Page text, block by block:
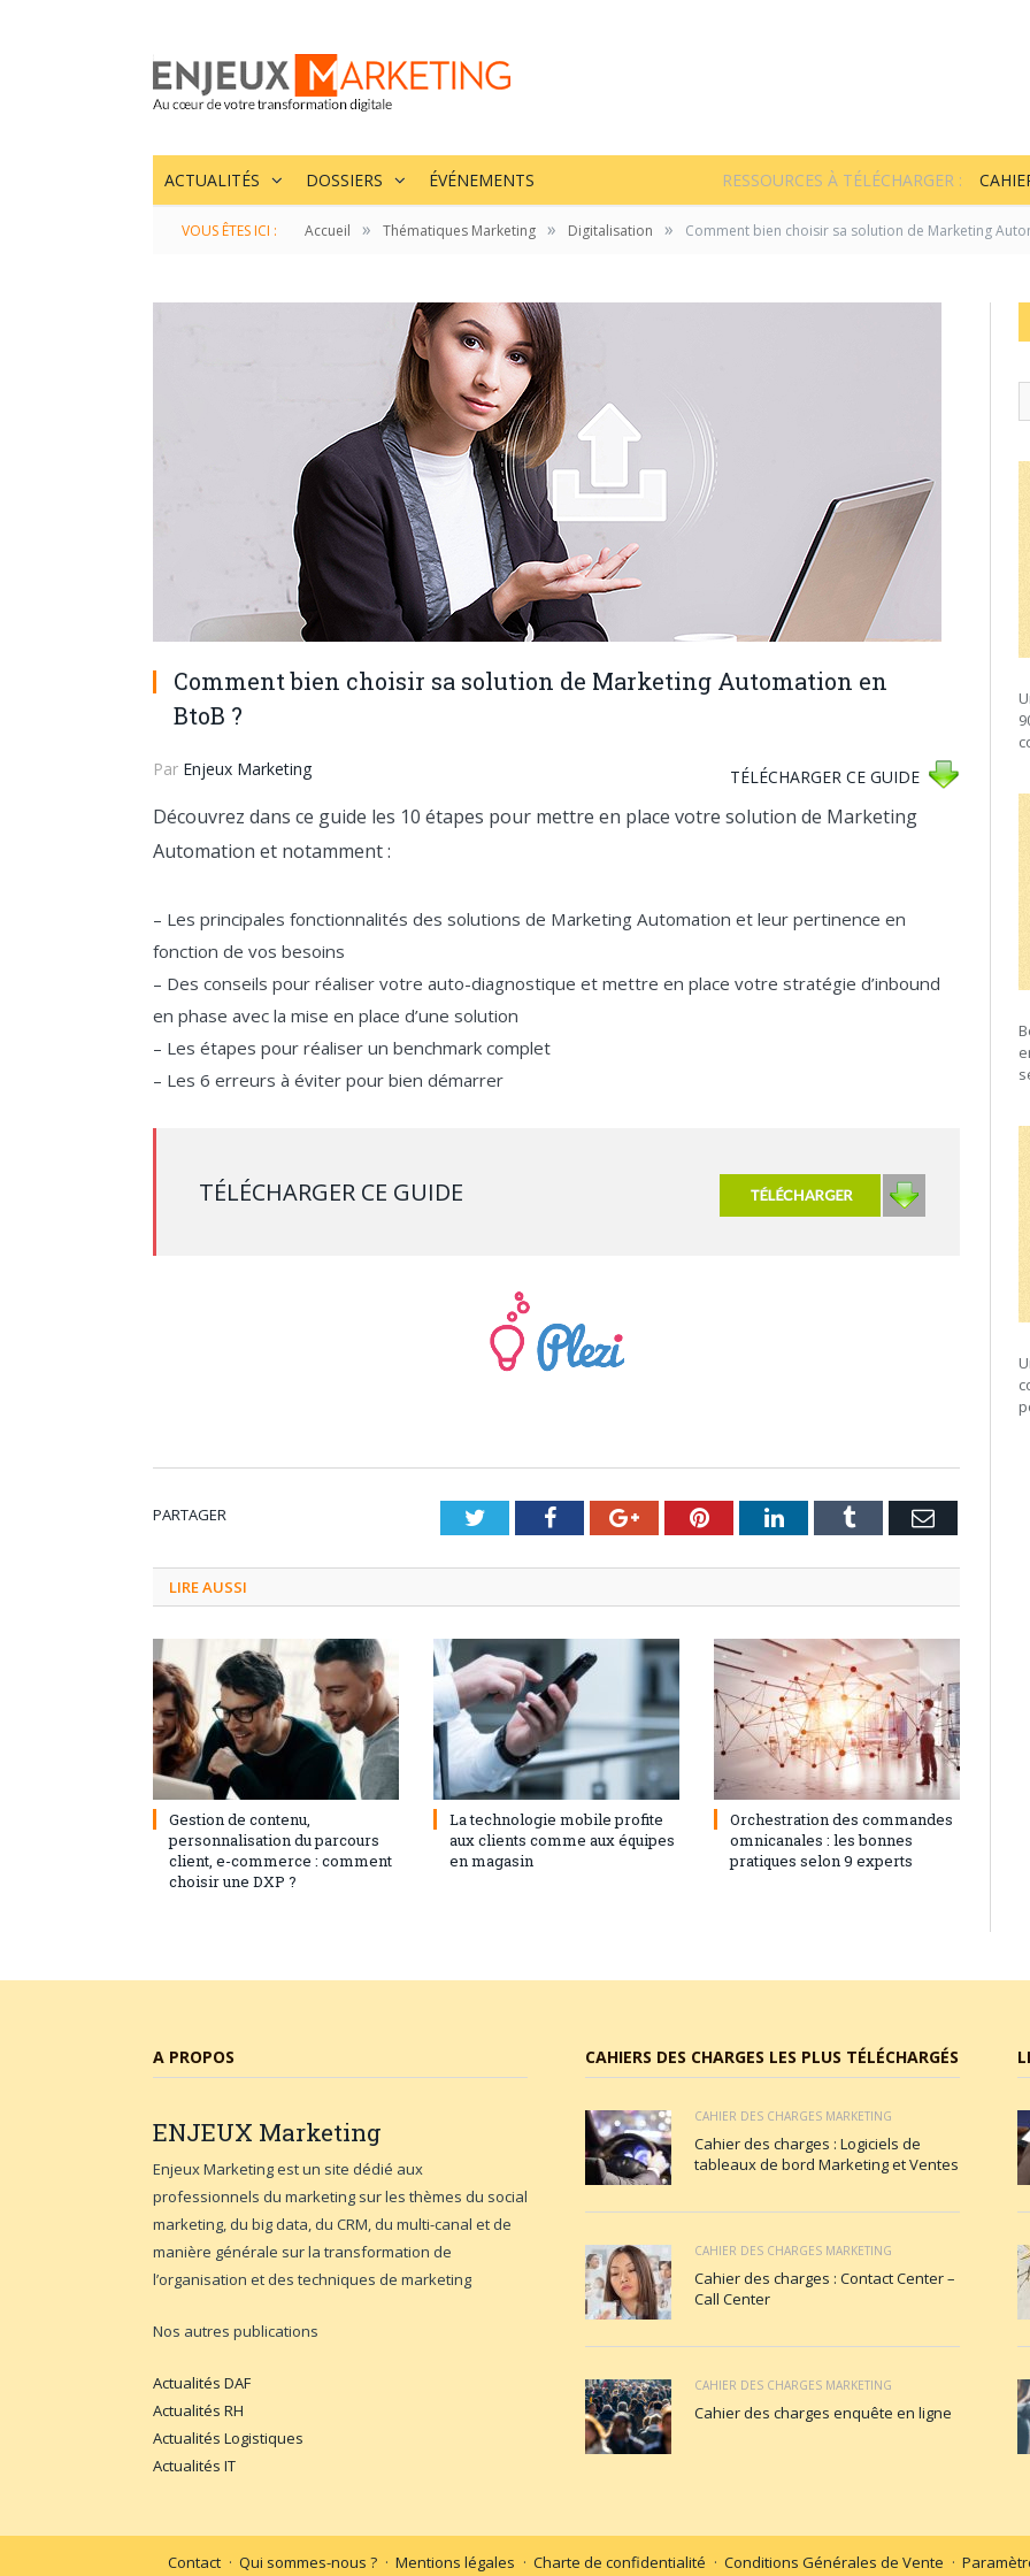
ACTUALITÉS DOSSIERS ÉVÉNEMENTS RESSOURCES À TÉLÉCHARGER :
VOUS ÊTES ICI : Accueil » Thématiques Marketing » Digitalisation » Comment bien choisir sa solution de Marketing
Comment bien choisir sa solution de Marketing Automation en
BtoB ?
Par Enjeux Marketing TÉLÉCHARGER CE GUIDE
Découvrez dans ce guide les 10 étapes pour mettre en place votre solution de Marketing
Automation et notamment :
– Les principales fonctionnalités des solutions de Marketing Automation et leur pertinence en
fonction de vos besoins
– Des conseils pour réaliser votre auto-diagnostique et mettre en place votre stratégie d’inbound
en phase avec la mise en place d’une solution
– Les étapes pour réaliser un benchmark complet
– Les 6 erreurs à éviter pour bien démarrer
TÉLÉCHARGER CE GUIDE
PARTAGER TwitterFacebookGoogle+PinterestLinkedInTumblr Email
LIRE AUSSI
3 septembre 2024
Gestion de contenu,
personnalisation du parcours
client, e-commerce : comment
choisir une DXP ?
1 février 2021 0
La technologie mobile profite
aux clients comme aux équipes
en magasin
1 février 2021 0
Orchestration des commandes
omnicanales : les bonnes
pratiques selon 9 experts
A PROPOS
ENJEUX Marketing
Enjeux Marketing est un site dédié aux
professionnels du marketing sur les thèmes du social
marketing, du big data, du CRM, du multi-canal et de
manière générale sur la transformation de
l’organisation et des techniques de marketing
Nos autres publications
Actualités DAF
Actualités RH
Actualités Logistiques
Actualités IT
CAHIERS DES CHARGES LES PLUS TÉLÉCHARGÉS
CAHIER DES CHARGES MARKETING
Cahier des charges : Logiciels de
tableaux de bord Marketing et Ventes
CAHIER DES CHARGES MARKETING
Cahier des charges : Contact Center –
Call Center
CAHIER DES CHARGES MARKETING
Cahier des charges enquête en ligne
Contact Qui sommes-nous ? Mentions légales Charte de confidentialité Conditions Générales de Vente